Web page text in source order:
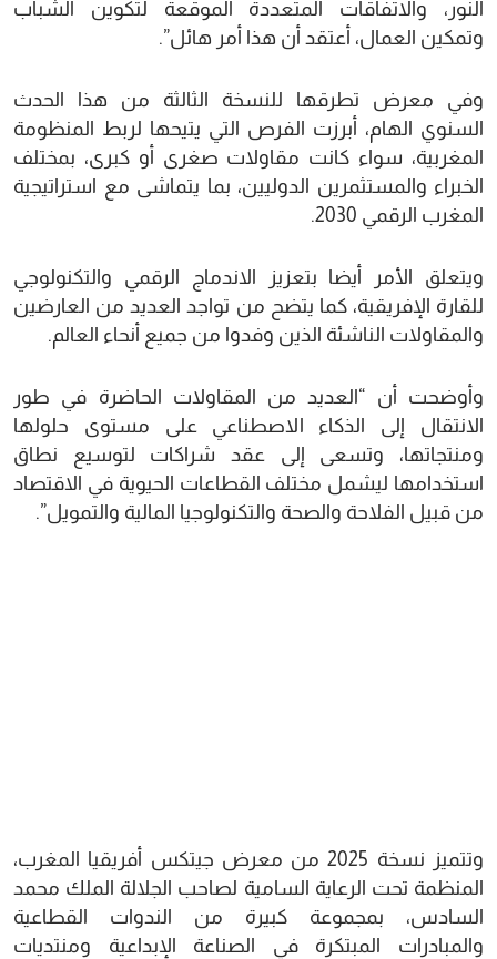
النور، والاتفاقات المتعددة الموقعة لتكوين الشباب
وتمكين العمال، أعتقد أن هذا أمر هائل”.
وفي معرض تطرقها للنسخة الثالثة من هذا الحدث
السنوي الهام، أبرزت الفرص التي يتيحها لربط المنظومة
المغربية، سواء كانت مقاولات صغرى أو كبرى، بمختلف
الخبراء والمستثمرين الدوليين، بما يتماشى مع استراتيجية
المغرب الرقمي 2030.
ويتعلق الأمر أيضا بتعزيز الاندماج الرقمي والتكنولوجي
للقارة الإفريقية، كما يتضح من تواجد العديد من العارضين
والمقاولات الناشئة الذين وفدوا من جميع أنحاء العالم.
وأوضحت أن “العديد من المقاولات الحاضرة في طور
الانتقال إلى الذكاء الاصطناعي على مستوى حلولها
ومنتجاتها، وتسعى إلى عقد شراكات لتوسيع نطاق
استخدامها ليشمل مختلف القطاعات الحيوية في الاقتصاد
من قبيل الفلاحة والصحة والتكنولوجيا المالية والتمويل”.
وتتميز نسخة 2025 من معرض جيتكس أفريقيا المغرب،
المنظمة تحت الرعاية السامية لصاحب الجلالة الملك محمد
السادس، بمجموعة كبيرة من الندوات القطاعية
والمبادرات المبتكرة في الصناعة الإبداعية ومنتديات